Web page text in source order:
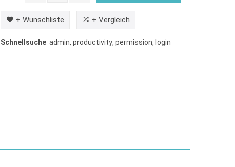
+ Wunschliste + Vergleich
Schnellsuche admin, productivity, permission, login